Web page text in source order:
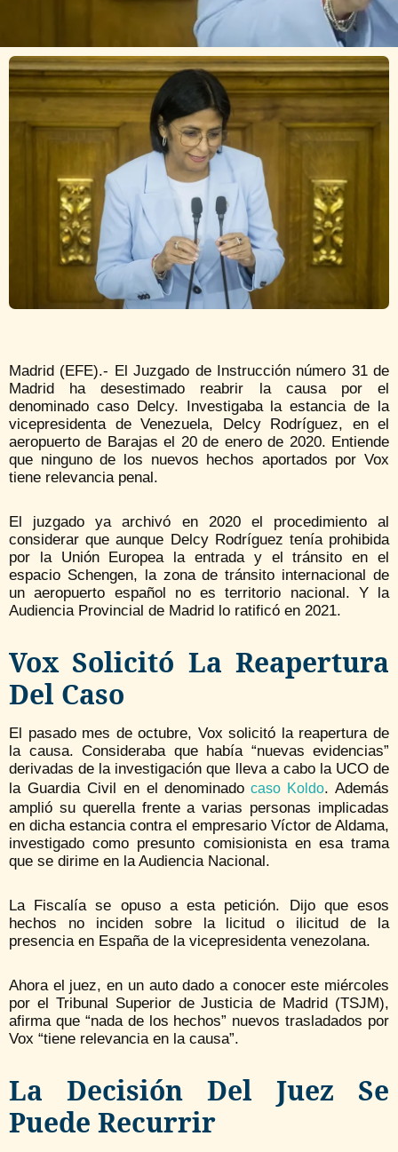
Madrid (EFE).- El Juzgado de Instrucción número 31 de
Madrid ha desestimado reabrir la causa por el
denominado caso Delcy. Investigaba la estancia de la
vicepresidenta de Venezuela, Delcy Rodríguez, en el
aeropuerto de Barajas el 20 de enero de 2020. Entiende
que ninguno de los nuevos hechos aportados por Vox
tiene relevancia penal.
El juzgado ya archivó en 2020 el procedimiento al
considerar que aunque Delcy Rodríguez tenía prohibida
por la Unión Europea la entrada y el tránsito en el
espacio Schengen, la zona de tránsito internacional de
un aeropuerto español no es territorio nacional. Y la
Audiencia Provincial de Madrid lo ratificó en 2021.
Vox Solicitó La Reapertura
Del Caso
El pasado mes de octubre, Vox solicitó la reapertura de
la causa. Consideraba que había “nuevas evidencias”
derivadas de la investigación que lleva a cabo la UCO de
la Guardia Civil en el denominado caso Koldo. Además
amplió su querella frente a varias personas implicadas
en dicha estancia contra el empresario Víctor de Aldama,
investigado como presunto comisionista en esa trama
que se dirime en la Audiencia Nacional.
La Fiscalía se opuso a esta petición. Dijo que esos
hechos no inciden sobre la licitud o ilicitud de la
presencia en España de la vicepresidenta venezolana.
Ahora el juez, en un auto dado a conocer este miércoles
por el Tribunal Superior de Justicia de Madrid (TSJM),
afirma que “nada de los hechos” nuevos trasladados por
Vox “tiene relevancia en la causa”.
La Decisión Del Juez Se
Puede Recurrir